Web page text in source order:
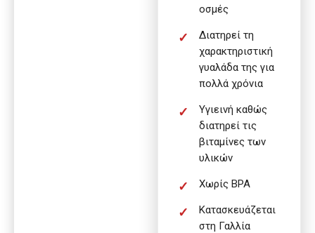
οσμές
Διατηρεί τη
χαρακτηριστική
γυαλάδα της για
πολλά χρόνια
Υγιεινή καθώς
διατηρεί τις
βιταμίνες των
υλικών
Χωρίς BPA
Κατασκευάζεται
στη Γαλλία